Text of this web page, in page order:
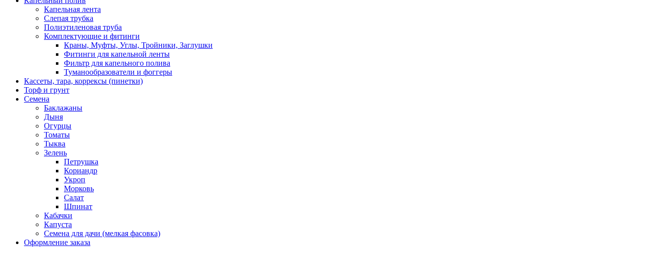
Капельная лента
Слепая трубка
Полиэтиленовая труба
Комплектующие и фитинги
Краны, Муфты, Углы, Тройники, Заглушки
Фитинги для капельной ленты
Фильтр для капельного полива
Туманообразователи и фоггеры
Кассеты, тара, коррексы (пинетки)
Торф и грунт
Семена
Баклажаны
Дыня
Огурцы
Томаты
Тыква
Зелень
Петрушка
Кориандр
Укроп
Морковь
Салат
Шпинат
Кабачки
Капуста
Семена для дачи (мелкая фасовка)
Оформление заказа